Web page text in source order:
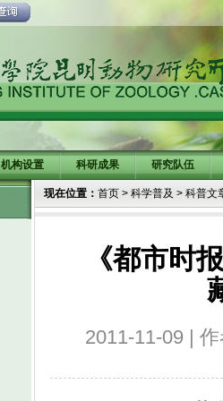
机构设置 科研成果 研究队伍
现在位置： 首页 > 科学普及 > 科普文
《都市时
2011-11-09 |